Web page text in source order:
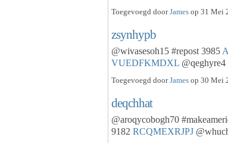
Toegevoegd doorJames op 31 Mei
zsynhypb
@wivasesoh15 #repost 3985
VUEDFKMDXL
Toegevoegd doorJames op 30 Mei
deqchhat
@aroqycobogh70
9182 RCQMEXRJPJ